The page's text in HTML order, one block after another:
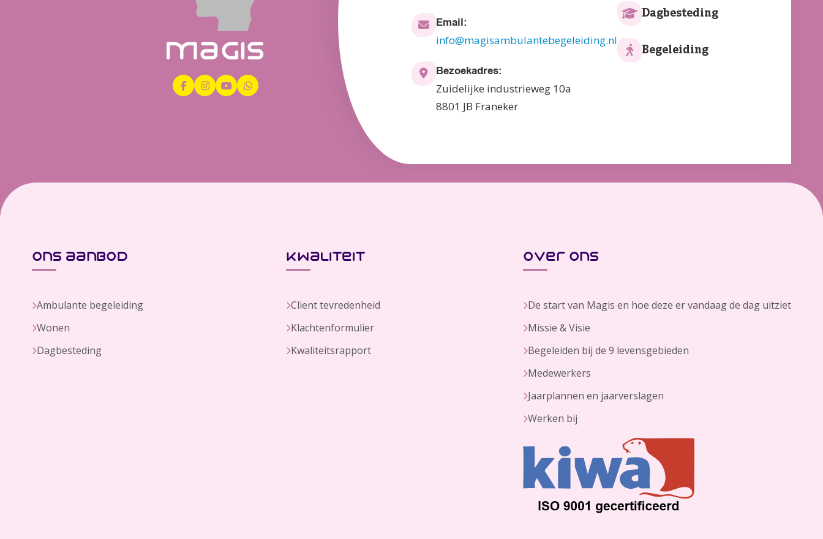
Email:
info@magisambulantebegeleiding.nl
Bezoekadres:
Zuidelijke industrieweg 10a
8801 JB Franeker
Dagbesteding
Begeleiding
ons aanbod
Ambulante begeleiding
Wonen
Dagbesteding
kwaliteit
Client tevredenheid
Klachtenformulier
Kwaliteitsrapport
over ons
De start van Magis en hoe deze er vandaag de dag uitziet
Missie & Visie
Begeleiden bij de 9 levensgebieden
Medewerkers
Jaarplannen en jaarverslagen
Werken bij